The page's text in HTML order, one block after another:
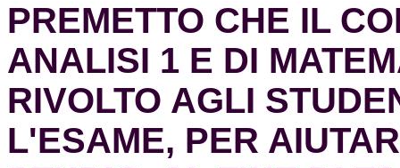
PREMETTO CHE IL
ANALISI 1 E DI
RIVOLTO AGLI
L'ESAME, PER